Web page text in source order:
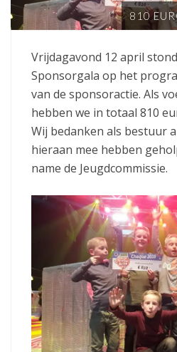
810
Vrijdagavond 12 april
Sponsorgala op het
van de sponsoractie. Als
hebben we in totaal 810
Wij bedanken als bestuur
hieraan mee hebben
name de Jeugdcommissie.